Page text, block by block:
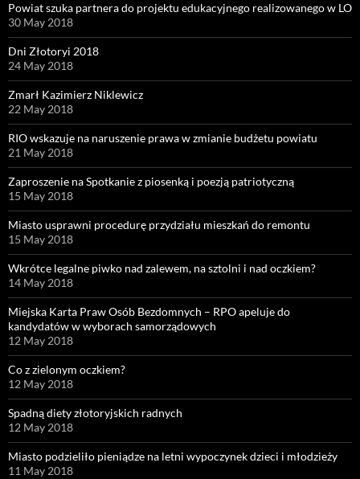
Powiat szuka partnera do projektu edukacyjnego realizowanego w LO
30 May 2018
Dni Złotoryi 2018
24 May 2018
Zmarł Kazimierz Niklewicz
22 May 2018
RIO wskazuje na naruszenie prawa w zmianie budżetu powiatu
21 May 2018
Zaproszenie na Spotkanie z piosenką i poezją patriotyczną
15 May 2018
Miasto usprawni procedurę przydziału mieszkań do remontu
15 May 2018
Wkrótce legalne piwko nad zalewem, na sztolni i nad oczkiem?
14 May 2018
Miejska Karta Praw Osób Bezdomnych – RPO apeluje do
kandydatów w wyborach samorządowych
12 May 2018
Co z zielonym oczkiem?
12 May 2018
Spadną diety złotoryjskich radnych
12 May 2018
Miasto podzieliło pieniądze na letni wypoczynek dzieci i młodzieży
11 May 2018